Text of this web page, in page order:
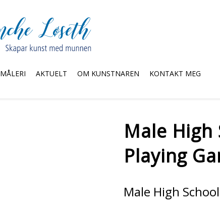
MÅLERI AKTUELT OM KUNSTNAREN KONTAKT MEG
Male High
Playing
Male High